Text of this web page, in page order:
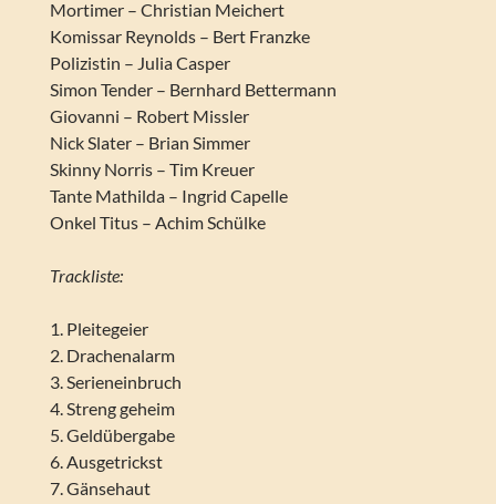
Mortimer – Christian Meichert
Komissar Reynolds – Bert Franzke
Polizistin – Julia Casper
Simon Tender – Bernhard Bettermann
Giovanni – Robert Missler
Nick Slater – Brian Simmer
Skinny Norris – Tim Kreuer
Tante Mathilda – Ingrid Capelle
Onkel Titus – Achim Schülke
Trackliste:
1. Pleitegeier
2. Drachenalarm
3. Serieneinbruch
4. Streng geheim
5. Geldübergabe
6. Ausgetrickst
7. Gänsehaut